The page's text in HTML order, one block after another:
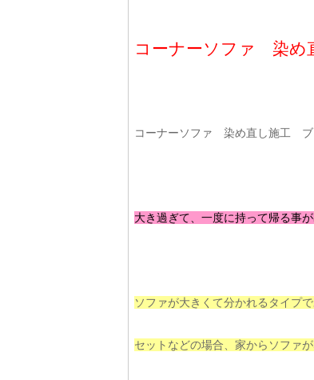
コーナーソファ 染め
コーナーソファ 染め直し施工 ブ
大き過ぎて、一度に持って帰る事
ソファが大きくて分かれるタイプ
セットなどの場合、家からソファ